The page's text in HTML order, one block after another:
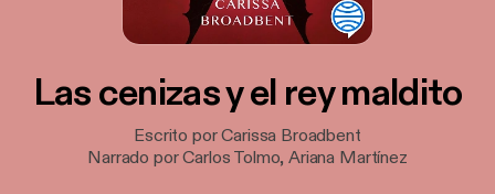
Las cenizas y el rey maldito
Escrito por Carissa Broadbent
Narrado por Carlos Tolmo, Ariana Martínez